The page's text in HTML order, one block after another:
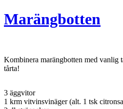
Marängbotten
Kombinera marängbotten med vanlig
tårta!
3 äggvitor
1 krm vitvinsvinäger (alt. 1 tsk